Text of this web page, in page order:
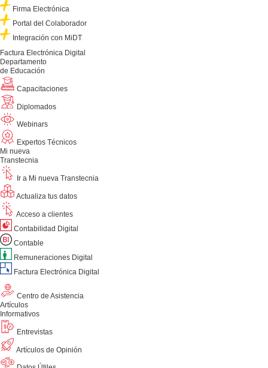
Firma Electrónica
Portal del Colaborador
Integración con MiDT
Factura Electrónica Digital
Departamento
de Educación
Capacitaciones
Diplomados
Webinars
Expertos Técnicos
Mi nueva
Transtecnia
Ir a Mi nueva Transtecnia
Actualiza tus datos
Acceso a clientes
Contabilidad Digital
Contable
Remuneraciones Digital
Factura Electrónica Digital
Centro de Asistencia
Artículos
Informativos
Entrevistas
Artículos de Opinión